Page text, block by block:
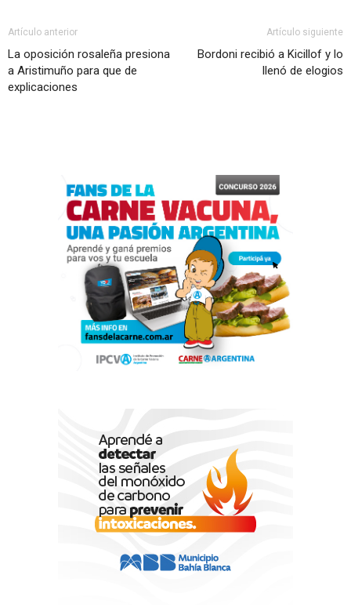
Artículo anterior
La oposición rosaleña presiona
a Aristimuño para que de
explicaciones
Artículo siguiente
Bordoni recibió a Kicillof y lo
llenó de elogios